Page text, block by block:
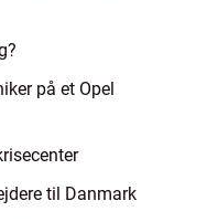
på et Opel
til Danmark